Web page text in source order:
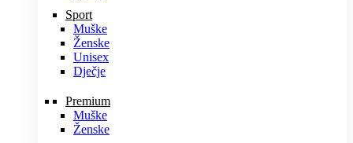
Sport
Muške
Ženske
Unisex
Dječje
Premium
Muške
Ženske